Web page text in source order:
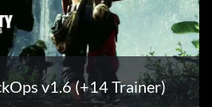
v1.6 (+14 Trainer)